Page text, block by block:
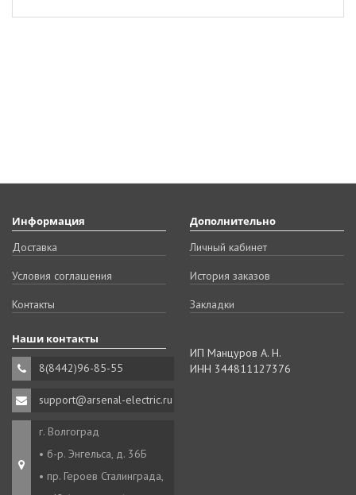
Информация
Доставка
Условия соглашения
Контакты
Дополнительно
Личный кабинет
История заказов
Закладки
Наши контакты
8(8442)96-85-55
support@arsenal-electric.ru
г. Волгоград
• б-р. Энгельса, д. 36Б
• пр. Героев Сталинграда,
ИП Манцуров А. Н.
ИНН 344811127376